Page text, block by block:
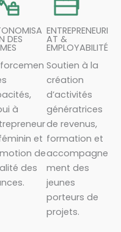
DES
à
et
de
des
ENTREPRENEURI
AT &
EMPLOYABILITÉ
Soutien à la
création
d’activités
génératrices
de revenus,
formation et
accompagne
ment des
jeunes
porteurs de
projets.